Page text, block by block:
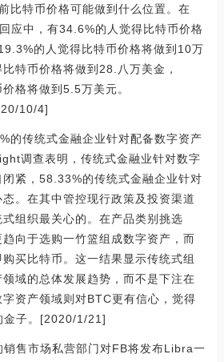
比特币价格可能做到什么位置。在
应中，有34.6%的人觉得比特币价格
的人觉得比特币价格将做到10万
特币价格将做到28.八万美金，
格将做到5.5万美元。
10/4]
的传统式金融企业针对配备数字资产
调查表明，传统式金融业针对数字
紧，58.33%的传统式金融企业针对
。在其中管控现行政策及投资渠道
组织最关心的。在产品类别挑选
趋向于选购一竹篮组成数字资产，而
买比特币。这一结果显示传统式组
域的总体发展趋势，而不是下注在
资产领域则对BTC更有信心，觉得
金子。[2020/1/21]
售市场私营部门对FB将发布Libra一